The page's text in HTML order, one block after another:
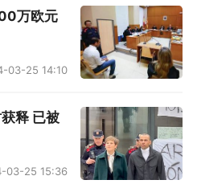
点难过，但他心理很平
这一页翻过去了，他说
现在已经想搞清楚怎样
调埃杜·加斯帕尔也跟拉
也解释了对阿尔维斯能
万欧元
03-25 14:10
释 已被
03-25 15:36